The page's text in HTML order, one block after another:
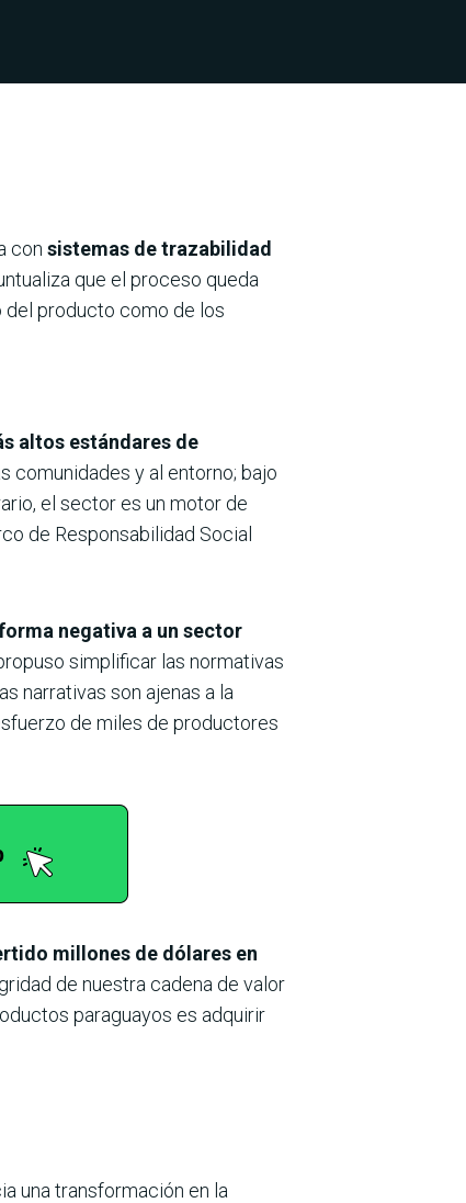
con sistemas de trazabilidad
que el proceso queda
del producto como de los
altos estándares de
comunidades y al entorno; bajo
el sector es un motor de
de Responsabilidad Social
negativa a un sector
simplificar las normativas
narrativas son ajenas a la
de miles de productores
millones de dólares en
de nuestra cadena de valor
paraguayos es adquirir
una transformación en la